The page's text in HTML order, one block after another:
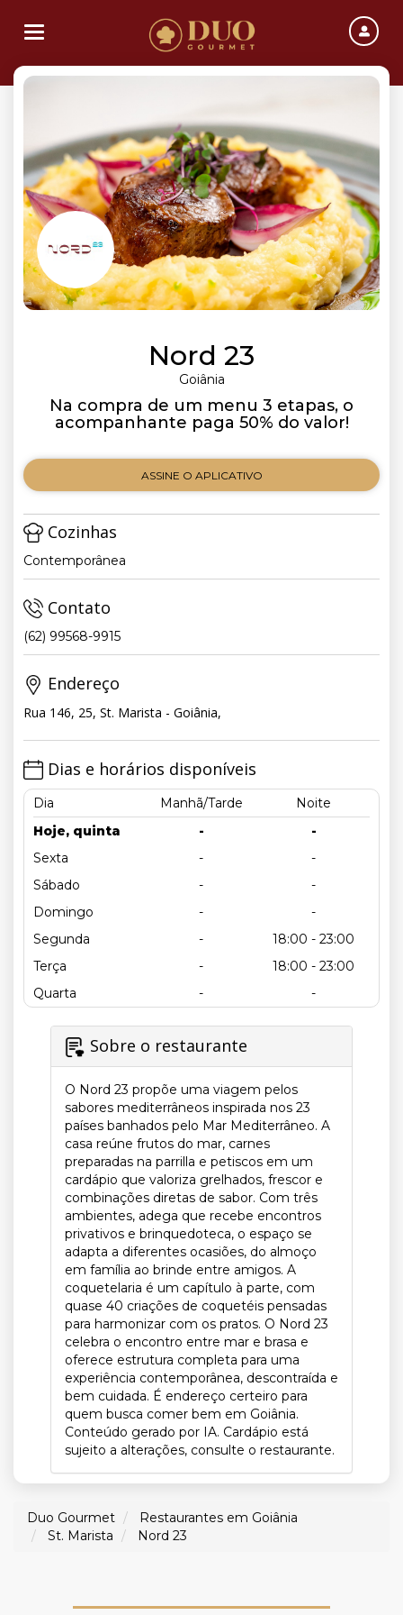
Toggle navigation
Nord 23
Goiânia
Na compra de um menu 3 etapas, o
acompanhante paga 50% do valor!
ASSINE O APLICATIVO
Cozinhas
Contemporânea
Contato
(62) 99568-9915
Endereço
Rua 146, 25, St. Marista - Goiânia,
Dias e horários disponíveis
Dia Manhã/Tarde
Noite
Hoje, quinta
-
-
Sexta
-
-
Sábado
-
-
Domingo
-
-
Segunda
-
18:00 - 23:00
Terça
-
18:00 - 23:00
Quarta
- -
Sobre o restaurante
O Nord 23 propõe uma viagem pelos
sabores mediterrâneos inspirada nos 23
países banhados pelo Mar Mediterrâneo. A
casa reúne frutos do mar, carnes
preparadas na parrilla e petiscos em um
cardápio que valoriza grelhados, frescor e
combinações diretas de sabor. Com três
ambientes, adega que recebe encontros
privativos e brinquedoteca, o espaço se
adapta a diferentes ocasiões, do almoço
em família ao brinde entre amigos. A
coquetelaria é um capítulo à parte, com
quase 40 criações de coquetéis pensadas
para harmonizar com os pratos. O Nord 23
celebra o encontro entre mar e brasa e
oferece estrutura completa para uma
experiência contemporânea, descontraída e
bem cuidada. É endereço certeiro para
quem busca comer bem em Goiânia.
Conteúdo gerado por IA. Cardápio está
sujeito a alterações, consulte o restaurante.
Duo Gourmet
Restaurantes em Goiânia
St. Marista
Nord 23